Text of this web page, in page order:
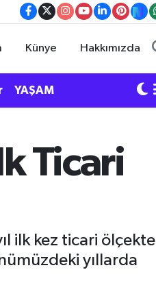
Künye Hakkımızda
YAŞAM
Ticari
ilk kez ticari ölçekte
yıllarda